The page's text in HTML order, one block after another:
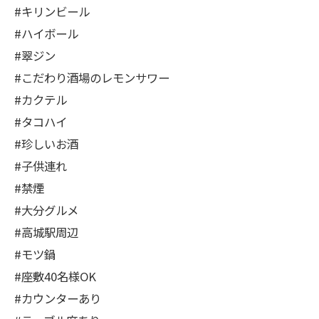
#キリンビール
#ハイボール
#翠ジン
#こだわり酒場のレモンサワー
#カクテル
#タコハイ
#珍しいお酒
#子供連れ
#禁煙
#大分グルメ
#高城駅周辺
#モツ鍋
#座敷40名様OK
#カウンターあり